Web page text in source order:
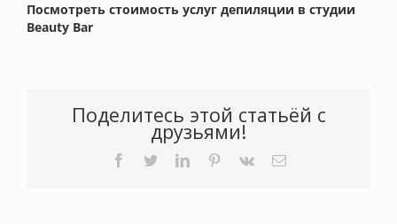
Посмотреть стоимость услуг депиляции в студии
Beauty Bar
Поделитесь этой статьёй с
друзьями!
Facebook
TwitterLinkedInPinterest
Vk Email